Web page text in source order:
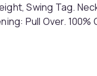
Swing Tag.
Pull Over.